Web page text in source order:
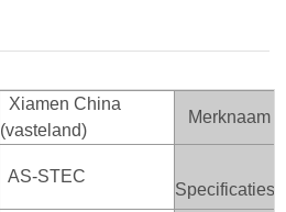
Xiamen China
(vasteland)
Merknaam
AS-STEC
Specificaties